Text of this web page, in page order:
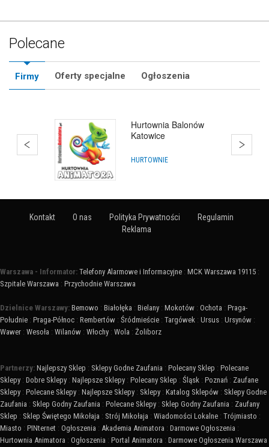
Polecane
Firmy Oferty specjalne Ogłoszenia
Hurtownia Balonów
Katowice
HURTOWNIE
Kontakt O nas Polityka Prywatności
Regulamin
Reklama
Warszawa - Informator: Telefony Alarmowe i Informacyjne : MCK Warszawa 19115 :
Szpitale Warszawa : Przychodnie Warszawa
Dzielnice Warszawy: Bemowo : Białołęka : Bielany : Mokotów : Ochota : Praga-
Południe : Praga-Północ : Rembertów : Śródmieście : Targówek : Ursus : Ursynów :
Wawer : Wesoła : Wilanów : Włochy : Wola : Żoliborz
Partnerzy: Najlepszy Sklep : Sklepy Godne Zaufania : Polecany Sklep : Polecane
Sklepy : Dobre Sklepy : Najlepsze Sklepy : Polecany Sklep : Śląsk : Poznań : Zaufane
Sklepy : Polecane Sklepy : Najlepsze Sklepy : Sklepy : Katalog Sklepów : Sklepy Godne
Zaufania : Sklep Godny Zaufania : Polecane Sklepy : Sklep Godny Zaufania : Zaufany
Sklep : Sklep Świętego Mikołaja : Strój Mikołaja : Wiadomości Lokalne : Trójmiasto :
Miasto : PINternet : Ogłoszenia : Akademia Animatora : Darmowe Ogłoszenia :
Hurtownia Animatora : Ogłoszenia : Portal Animatora : Darmowe Ogłoszenia Warszawa